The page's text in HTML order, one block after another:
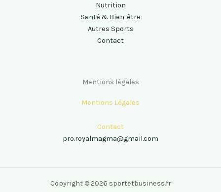
Nutrition
Santé & Bien-être
Autres Sports
Contact
Mentions légales
Mentions Légales
Contact
pro.royalmagma@gmail.com
Copyright © 2026 sportetbusiness.fr